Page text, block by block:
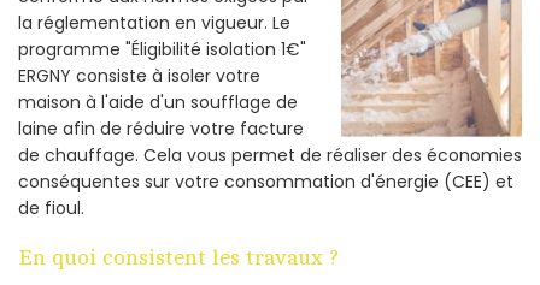
la réglementation en vigueur. Le
programme "Éligibilité isolation 1€"
ERGNY consiste à isoler votre
maison à l'aide d'un soufflage de
laine afin de réduire votre facture
de chauffage. Cela vous permet de réaliser des économies
conséquentes sur votre consommation d'énergie (CEE) et
de fioul.
En quoi consistent les travaux ?